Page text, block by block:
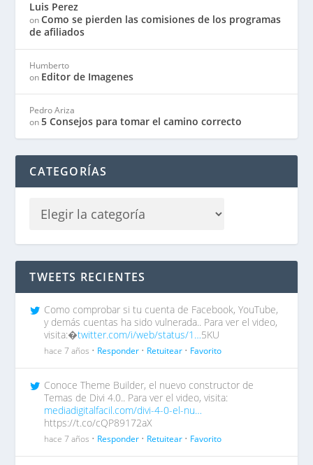
Luis Perez
onComo se pierden las comisiones de los programas
de afiliados
Humberto
on Editor de Imagenes
Pedro Ariza
on5 Consejos para tomar el camino correcto
CATEGORÍAS
TWEETS RECIENTES
Como comprobar si tu cuenta de Facebook, YouTube,
y demás cuentas ha sido vulnerada.. Para ver el video,
visita:�twitter.com/i/web/status/1…5KU
hace 7 años • Responder • Retuitear • Favorito
Conoce Theme Builder, el nuevo constructor de
Temas de Divi 4.0.. Para ver el video, visita:
mediadigitalfacil.com/divi-4-0-el-nu…
https://t.co/cQP89172aX
hace 7 años • Responder • Retuitear • Favorito